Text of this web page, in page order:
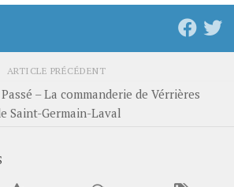
ARTICLE PRÉCÉDENT
– La commanderie de Vérrières
Saint-Germain-Laval